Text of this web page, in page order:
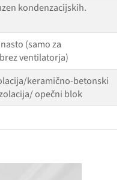
kondenzacijskih.
(samo za
ventilatorja)
keramično-betonski
opečni blok